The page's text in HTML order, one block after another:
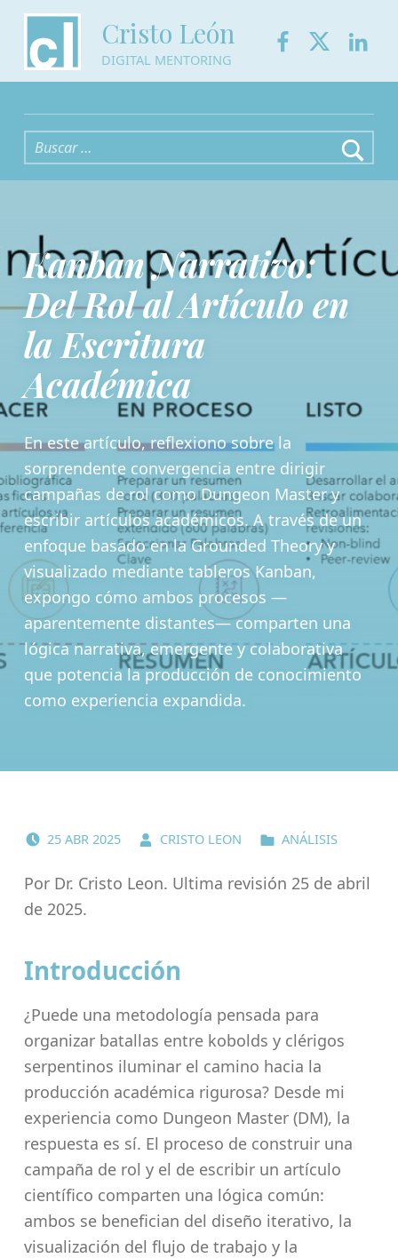
Cristo León
DIGITAL MENTORING
Buscar:
Kanban Narrativo:
Del Rol al Artículo en
la Escritura
Académica
En este artículo, reflexiono sobre la
sorprendente convergencia entre dirigir
campañas de rol como Dungeon Master y
escribir artículos académicos. A través de un
enfoque basado en la Grounded Theory y
visualizado mediante tableros Kanban,
expongo cómo ambos procesos —
aparentemente distantes— comparten una
lógica narrativa, emergente y colaborativa
que potencia la producción de conocimiento
como experiencia expandida.
25 ABR 2025 CRISTO LEON ANÁLISIS
Por Dr. Cristo Leon. Ultima revisión 25 de abril
de 2025.
Introducción
¿Puede una metodología pensada para
organizar batallas entre kobolds y clérigos
serpentinos iluminar el camino hacia la
producción académica rigurosa? Desde mi
experiencia como Dungeon Master (DM), la
respuesta es sí. El proceso de construir una
campaña de rol y el de escribir un artículo
científico comparten una lógica común:
ambos se benefician del diseño iterativo, la
visualización del flujo de trabajo y la